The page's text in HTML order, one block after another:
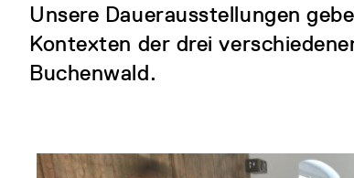
Unsere Dauerausstellungen
Kontexten der drei
Buchenwald.